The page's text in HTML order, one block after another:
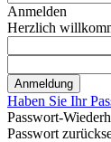
Anmelden
Herzlich
Haben Sie Ihr
Passwort-
Passwort